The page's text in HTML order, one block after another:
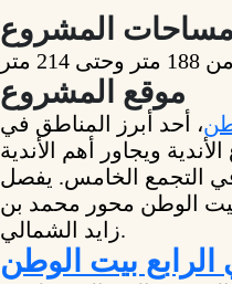
مساحات المشروع
، أحد أبرز المناطق في
ويجاور أهم الأندية
التجمع الخامس. يفصل
الوطن محور محمد بن
زايد الشمالي.
بيت الوطن